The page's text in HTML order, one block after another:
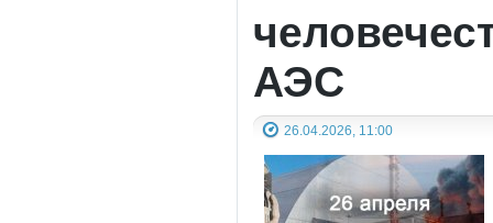
АЭС
26.04.2026, 11:00